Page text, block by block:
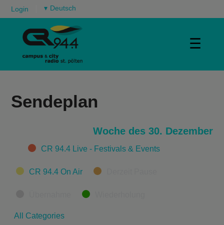
Login ▾
☰
Sendeplan
Woche des 30. Dezember
CategoriesCR 94.4 Live - Festivals & Events
CR 94.4 On Air
All Categories